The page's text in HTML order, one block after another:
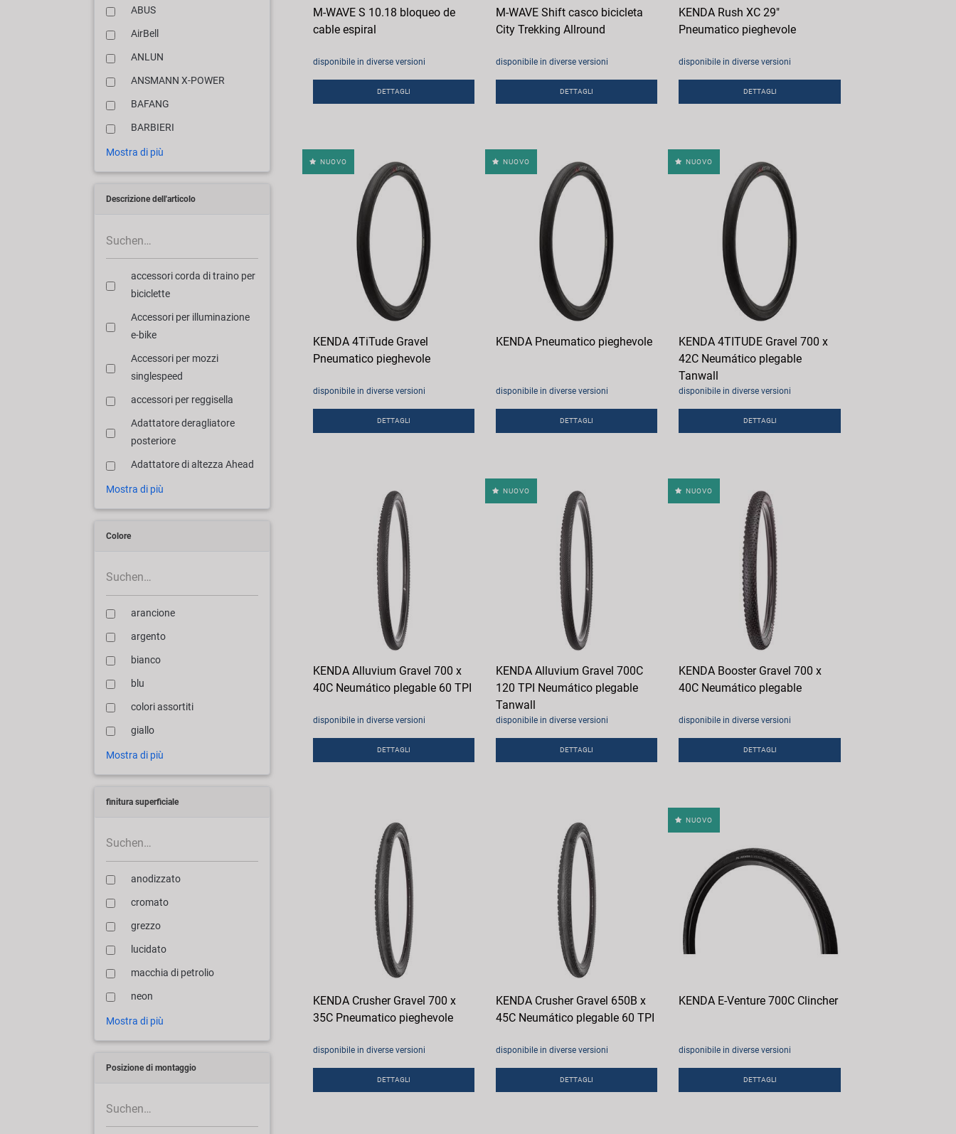
ABUS
AirBell
ANLUN
ANSMANN X-POWER
BAFANG
BARBIERI
Mostra di più
Descrizione dell'articolo
accessori corda di traino per
biciclette
Accessori per illuminazione
e-bike
Accessori per mozzi
singlespeed
accessori per reggisella
Adattatore deragliatore
posteriore
Adattatore di altezza Ahead
Mostra di più
Colore
arancione
argento
bianco
blu
colori assortiti
giallo
Mostra di più
finitura superficiale
anodizzato
cromato
grezzo
lucidato
macchia di petrolio
neon
Mostra di più
Posizione di montaggio
M-WAVE S 10.18 bloqueo de
cable espiral
disponibile in diverse versioni
DETTAGLI
M-WAVE Shift casco bicicleta
City Trekking Allround
disponibile in diverse versioni
DETTAGLI
KENDA Rush XC 29"
Pneumatico pieghevole
disponibile in diverse versioni
DETTAGLI
NUOVO
KENDA 4TiTude Gravel
Pneumatico pieghevole
disponibile in diverse versioni
DETTAGLI
NUOVO
KENDA Pneumatico pieghevole
disponibile in diverse versioni
DETTAGLI
NUOVO
KENDA 4TITUDE Gravel 700 x
42C Neumático plegable
Tanwall
disponibile in diverse versioni
DETTAGLI
KENDA Alluvium Gravel 700 x
40C Neumático plegable 60 TPI
disponibile in diverse versioni
DETTAGLI
NUOVO
KENDA Alluvium Gravel 700C
120 TPI Neumático plegable
Tanwall
disponibile in diverse versioni
DETTAGLI
NUOVO
KENDA Booster Gravel 700 x
40C Neumático plegable
disponibile in diverse versioni
DETTAGLI
KENDA Crusher Gravel 700 x
35C Pneumatico pieghevole
disponibile in diverse versioni
DETTAGLI
KENDA Crusher Gravel 650B x
45C Neumático plegable 60 TPI
disponibile in diverse versioni
DETTAGLI
NUOVO
KENDA E-Venture 700C Clincher
disponibile in diverse versioni
DETTAGLI